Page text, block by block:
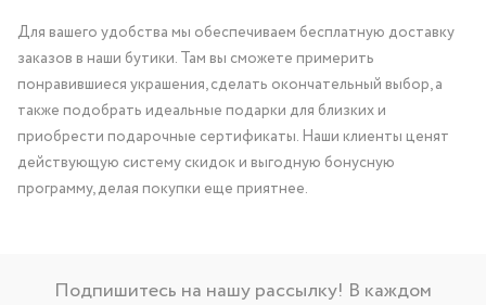
Для вашего удобства мы обеспечиваем бесплатную доставку
заказов в наши бутики. Там вы сможете примерить
понравившиеся украшения, сделать окончательный выбор, а
также подобрать идеальные подарки для близких и
приобрести подарочные сертификаты. Наши клиенты ценят
действующую систему скидок и выгодную бонусную
программу, делая покупки еще приятнее.
Подпишитесь на нашу рассылку! В каждом